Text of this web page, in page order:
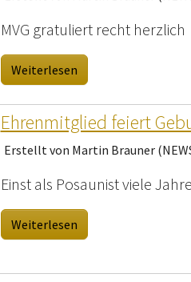
MVG gratuliert recht herzlich
Weiterlesen
Ehrenmitglied feiert
Erstellt von Martin Brauner
Einst als Posaunist viele
Weiterlesen